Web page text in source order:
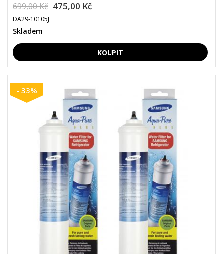
699,00 Kč 475,00 Kč
DA29-10105J
Skladem
- 33%